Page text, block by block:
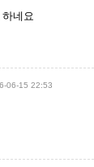
네요
06-15 22:53